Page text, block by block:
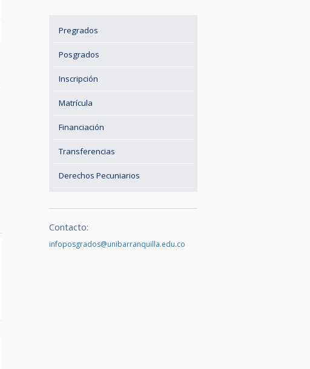
Pregrados
Posgrados
Inscripción
Matrícula
Financiación
Transferencias
Derechos Pecuniarios
Contacto:
infoposgrados@unibarranquilla.edu.co